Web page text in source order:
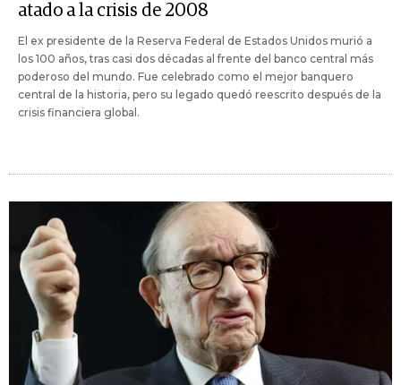
atado a la crisis de 2008
El ex presidente de la Reserva Federal de Estados Unidos murió a
los 100 años, tras casi dos décadas al frente del banco central más
poderoso del mundo. Fue celebrado como el mejor banquero
central de la historia, pero su legado quedó reescrito después de la
crisis financiera global.